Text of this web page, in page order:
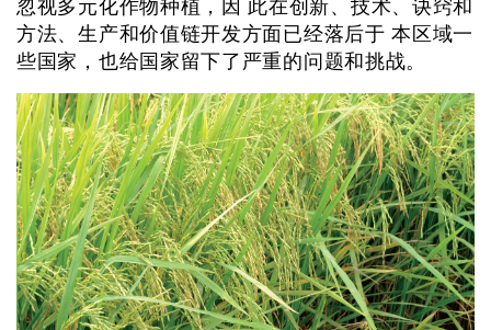
忽视多元化作物种植，因 此在创新、技术、诀窍和
方法、生产和价值链开发方面已经落后于 本区域一
些国家，也给国家留下了严重的问题和挑战。